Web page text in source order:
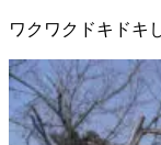
ワクワクドキドキ